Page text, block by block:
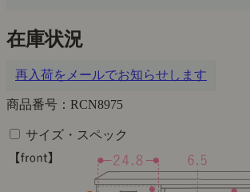
在庫状況
再入荷をメールでお知らせします
商品番号：RCN8975
サイズ・スペック